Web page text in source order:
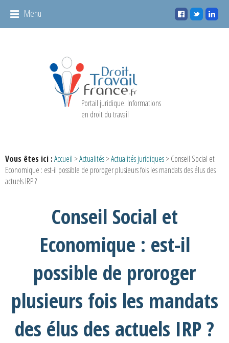
Menu
Portail juridique. Informations
en droit du travail
Vous êtes ici :Accueil >Actualités>Actualités juridiques> Conseil Social et
Economique : est-il possible de proroger plusieurs fois les mandats des élus des
actuels IRP ?
Conseil Social et
Economique : est-il
possible de proroger
plusieurs fois les mandats
des élus des actuels IRP ?